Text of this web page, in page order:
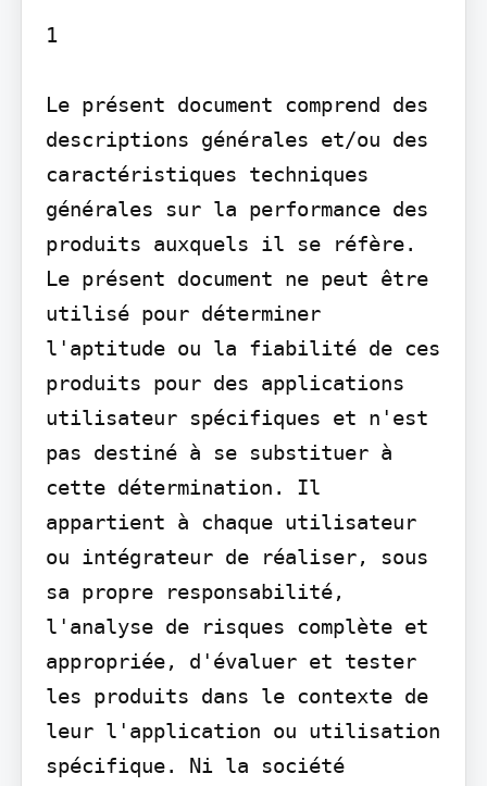
1
Le présent document comprend des
descriptions générales et/ou des
caractéristiques techniques
générales sur la performance des
produits auxquels il se réfère.
Le présent document ne peut être
utilisé pour déterminer
l'aptitude ou la fiabilité de ces
produits pour des applications
utilisateur spécifiques et n'est
pas destiné à se substituer à
cette détermination. Il
appartient à chaque utilisateur
ou intégrateur de réaliser, sous
sa propre responsabilité,
l'analyse de risques complète et
appropriée, d'évaluer et tester
les produits dans le contexte de
leur l'application ou utilisation
spécifique. Ni la société